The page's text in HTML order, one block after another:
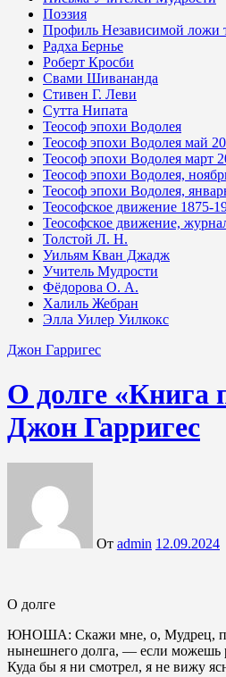
Поэзия
Профиль Независимой ложи
Радха Бернье
Роберт Кросби
Свами Шивананда
Стивен Г. Леви
Сутта Нипата
Теософ эпохи Водолея
Теософ эпохи Водолея май
Теософ эпохи Водолея март
Теософ эпохи Водолея,
Теософ эпохи Водолея,
Теософское движение 1875-
Теософское движение,
Толстой Л. Н.
Уильям Кван Джадж
Учитель Мудрости
Фёдорова О. А.
Халиль Жебран
Элла Уилер Уилкокс
Джон Гарригес
О долге «Книга
Джон Гарригес
От admin 12.09.2024
О долге
ЮНОША: Скажи мне, о, Мудрец,
нынешнего долга, — если можешь
Куда бы я ни смотрел, я не вижу